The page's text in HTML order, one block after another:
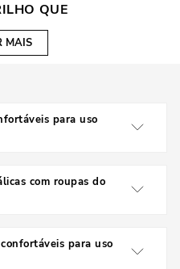
QUE
atenção, as mules metálicas
brilho especial, dando aquele
PERFEITAS PARA
que elas conseguem transitar
saída casual à noite até uma
mais ousados, como azul ou
de combinações.
MAIS
para uso
couro, flats ou salto
com roupas do
saias lisas e vestidos
toque de brilho e
para uso